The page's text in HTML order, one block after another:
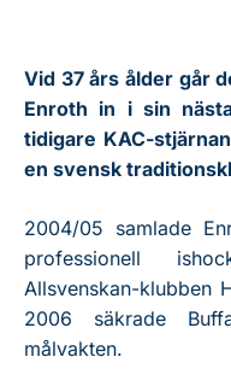
Vid 37 års ålder går
Enroth in i sin
tidigare KAC-
en svensk
2004/05 samlade
professionell
Allsvenskan-klubben
2006 säkrade
målvakten.